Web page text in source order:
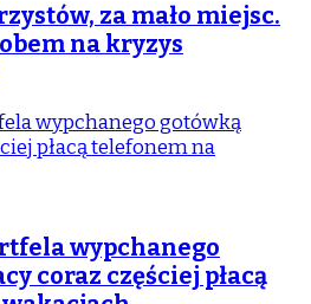
za mało miejsc.
na kryzys
wypchanego
coraz częściej płacą